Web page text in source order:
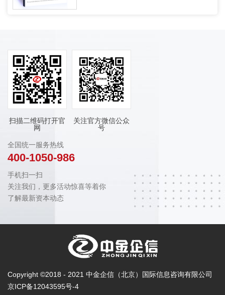
扫描二维码打开官
网
关注官方微信公众
号
全国统一服务热线
400-1050-986
手机扫一扫
关注我们，更多活动惊喜等着你
了解最新资本动态
Copyright ©2018 - 2021 中金企信（北京）国际信息咨询有限公司
京ICP备12043595号-4